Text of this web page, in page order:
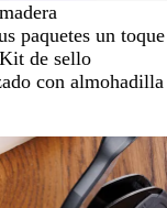
paquetes un toque
de sello
con almohadilla